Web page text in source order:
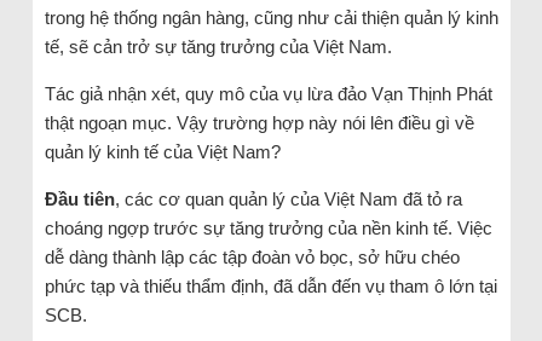
trong hệ thống ngân hàng, cũng như cải thiện quản lý kinh
tế, sẽ cản trở sự tăng trưởng của Việt Nam.
Tác giả nhận xét, quy mô của vụ lừa đảo Vạn Thịnh Phát
thật ngoạn mục. Vậy trường hợp này nói lên điều gì về
quản lý kinh tế của Việt Nam?
Đầu tiên, các cơ quan quản lý của Việt Nam đã tỏ ra
choáng ngợp trước sự tăng trưởng của nền kinh tế. Việc
dễ dàng thành lập các tập đoàn vỏ bọc, sở hữu chéo
phức tạp và thiếu thẩm định, đã dẫn đến vụ tham ô lớn tại
SCB.